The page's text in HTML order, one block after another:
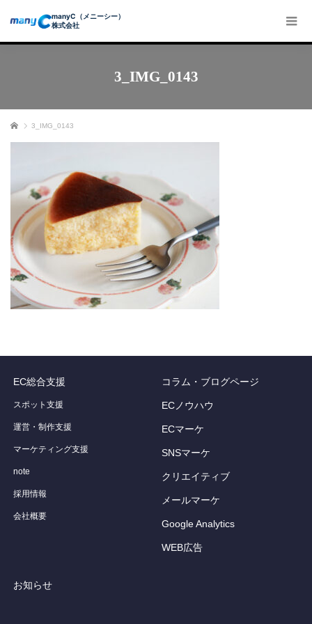
manyC（メニーシー）
株式会社
3_IMG_0143
ホーム 3_IMG_0143
EC総合支援
スポット支援
運営・制作支援
マーケティング支援
note
採用情報
会社概要
コラム・ブログページ
ECノウハウ
ECマーケ
SNSマーケ
クリエイティブ
メールマーケ
Google Analytics
WEB広告
お知らせ